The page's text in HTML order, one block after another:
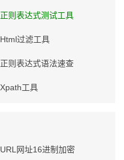
正则表达式测试工具
Html过滤工具
正则表达式语法速查
Xpath工具
URL网址16进制加密